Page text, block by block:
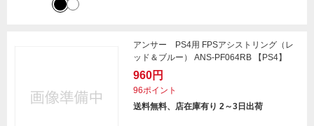
アンサー PS4用 FPSアシストリング（レ
ッド＆ブルー） ANS-PF064RB 【PS4】
960円
96ポイント
送料無料、店在庫有り 2～3日出荷